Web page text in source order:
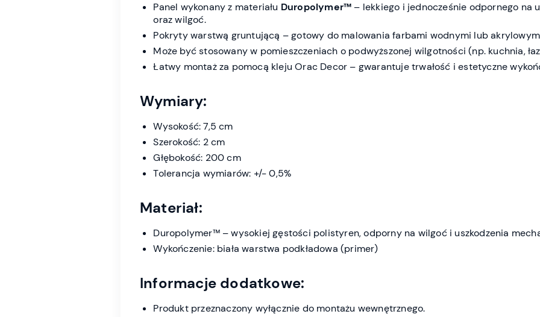
Panel wykonany z materiału Duropolymer™ – lekkiego i jednocześnie odpornego na
oraz wilgoć.
Pokryty warstwą gruntującą – gotowy do malowania farbami wodnymi lub
Może być stosowany w pomieszczeniach o podwyższonej wilgotności (np. kuchnia,
Łatwy montaż za pomocą kleju Orac Decor – gwarantuje trwałość i estetyczne
Wymiary:
Wysokość: 7,5 cm
Szerokość: 2 cm
Głębokość: 200 cm
Tolerancja wymiarów: +/- 0,5%
Materiał:
Duropolymer™ – wysokiej gęstości polistyren, odporny na wilgoć i uszkodzenia
Wykończenie: biała warstwa podkładowa (primer)
Informacje dodatkowe:
Produkt przeznaczony wyłącznie do montażu wewnętrznego.